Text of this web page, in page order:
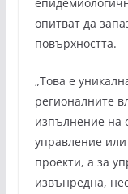
опитват да
повърхността.
„Това е
регионалните
изпълнение на
управление
проекти, а за
извънредна,